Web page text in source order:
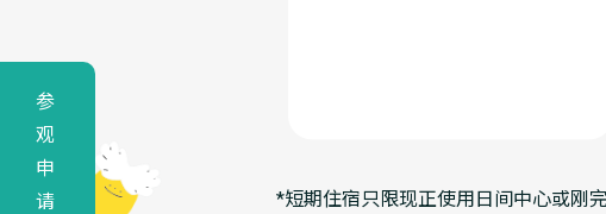
参
观
申
请
*短期住宿只限现正使用日间中心或刚